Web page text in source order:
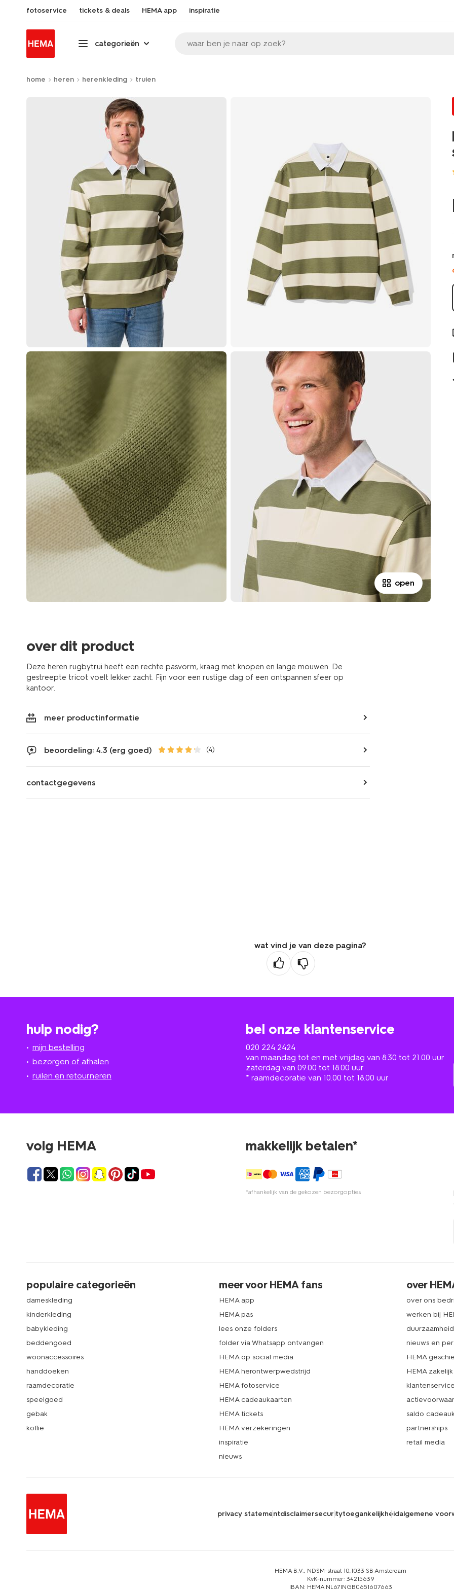
fotoservice tickets & deals HEMA app inspiratie
categorieën waar ben je naar op zoek?
home heren herenkleding truien
open
over dit product
Deze heren rugbytrui heeft een rechte pasvorm, kraag met knopen en lange mouwen. De
gestreepte tricot voelt lekker zacht. Fijn voor een rustige dag of een ontspannen sfeer op
kantoor.
meer productinformatie
beoordeling: 4.3 (erg goed) (4)
contactgegevens
wat vind je van deze pagina?
hulp nodig?
mijn bestelling
bezorgen of afhalen
ruilen en retourneren
bel onze klantenservice
020 224 2424
van maandag tot en met vrijdag van 8.30 tot 21.00 uur
zaterdag van 09.00 tot 18.00 uur
* raamdecoratie van 10.00 tot 18.00 uur
volg HEMA makkelijk betalen*
*afhankelijk van de gekozen bezorgopties
populaire categorieën
dameskleding
kinderkleding
babykleding
beddengoed
woonaccessoires
handdoeken
raamdecoratie
speelgoed
gebak
koffie
meer voor HEMA fans
HEMA app
HEMA pas
lees onze folders
folder via Whatsapp ontvangen
HEMA op social media
HEMA herontwerpwedstrijd
HEMA fotoservice
HEMA cadeaukaarten
HEMA tickets
HEMA verzekeringen
inspiratie
nieuws
over
over ons
werken bij
duurzaamheid
nieuws en
HEMA
HEMA zakelijk
klantenservice
saldo
partnerships
retail media
privacy statementdisclaimersecuritytoegankelijkheidalgemene
HEMA B.V., NDSM-straat 10,1033 SB Amsterdam
KvK-nummer: 34215639
IBAN: HEMA NL67INGB0651607663